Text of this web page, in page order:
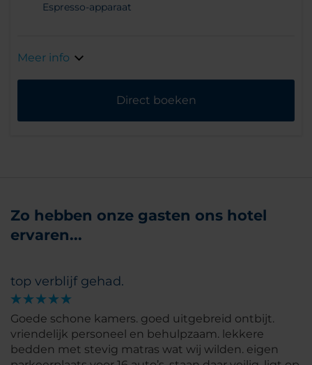
Espresso-apparaat
Meer info
Direct boeken
Zo hebben onze gasten ons hotel
ervaren...
top verblijf gehad.
Goede schone kamers. goed uitgebreid ontbijt.
vriendelijk personeel en behulpzaam. lekkere
bedden met stevig matras wat wij wilden. eigen